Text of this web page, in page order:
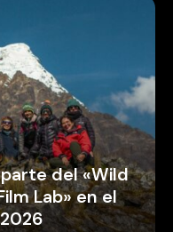
del «Wild
Lab» en el